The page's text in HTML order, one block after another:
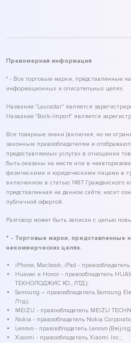
Правомерная информация
* - Все торговые марки, представленные
информационных и описательных целях.
Название "Laurastar" является
Название "Bork-Import" является
Все товарные знаки (включая, но не
законным правообладателям и
предоставляемых услугах в отношении
быть оказаны на месте или в
физическими и юридическими лицами в
включенном в статью 1487 Гражданского
представленная на данном сайте, носит
публичной офертой.
Разговор может быть записан с целью
* - Торговые марки, представленные
некоммерческих целях.
iPhone, Macbook, iPad -
Huawei и Honor - правообладатель
ТЕКНОЛОДЖИС КО., ЛТД.);
Samsung – правообладатель Samsung
Лтд.);
MEIZU - правообладатель MEIZU
Nokia - правообладатель Nokia
Lenovo - правообладатель Lenovo
Xiaomi - правообладатель Xiaomi Inc.;